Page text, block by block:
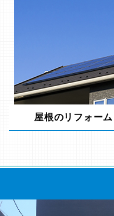
屋根のリフォーム